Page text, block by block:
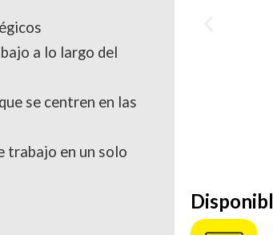
a lo largo del
se centren en las
trabajo en un solo